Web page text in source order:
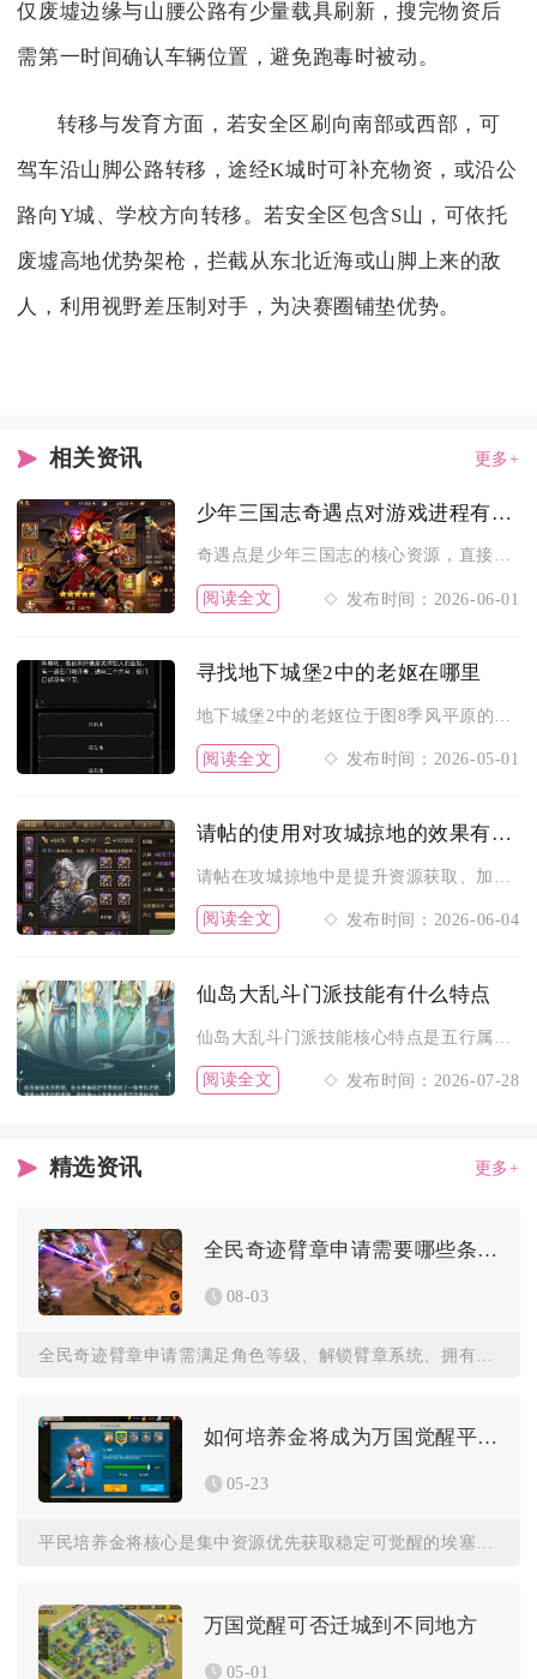
仅废墟边缘与山腰公路有少量载具刷新，搜完物资后
需第一时间确认车辆位置，避免跑毒时被动。
转移与发育方面，若安全区刷向南部或西部，可
驾车沿山脚公路转移，途经K城时可补充物资，或沿公
路向Y城、学校方向转移。若安全区包含S山，可依托
废墟高地优势架枪，拦截从东北近海或山脚上来的敌
人，利用视野差压制对手，为决赛圈铺垫优势。
相关资讯 更多+
少年三国志奇遇点对游戏进程有何影响
奇遇点是少年三国志的核心资源，直接决定养成速度、战力上限与资...
阅读全文 发布时间：2026-06-01
寻找地下城堡2中的老妪在哪里
阅读全文 发布时间：2026-05-01
请帖的使用对攻城掠地的效果有何提升
阅读全文 发布时间：2026-06-04
仙岛大乱斗门派技能有什么特点
阅读全文 发布时间：2026-07-28
精选资讯 更多+
全民奇迹臂章申请需要哪些条件
08-03
如何培养金将成为万国觉醒平民
05-23
平民培养金将核心是集中资源优先获取稳定可觉醒的埃塞尔弗莱德，...
万国觉醒可否迁城到不同地方
05-01